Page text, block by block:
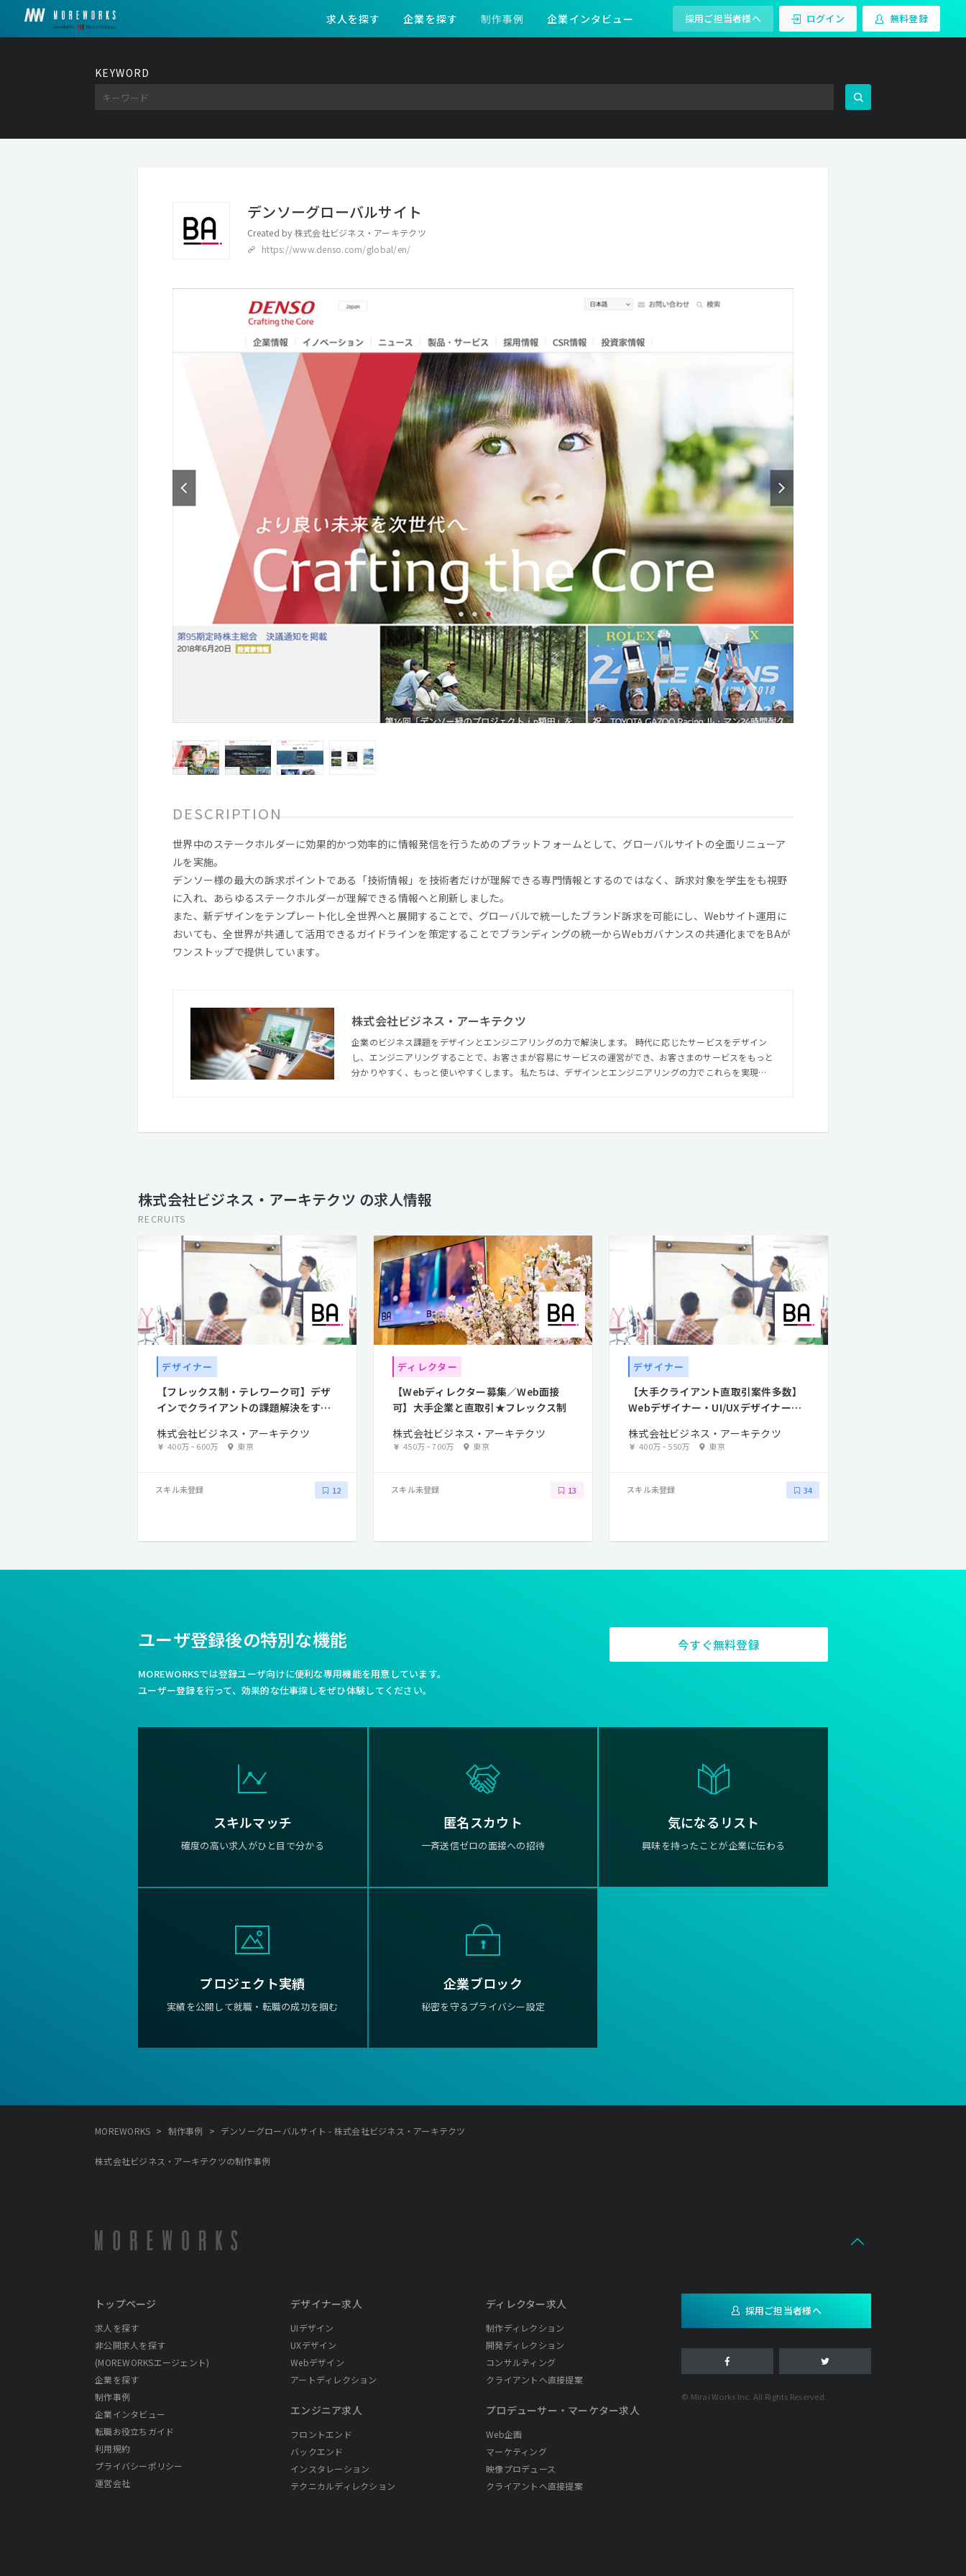
求人を探す 企業を探す 制作事例 企業インタビュー 採用ご担当者様へ ログイン 無料登録
KEYWORD
デンソーグローバルサイト
Created by 株式会社ビジネス・アーキテクツ
https://www.denso.com/global/en/
DESCRIPTION
世界中のステークホルダーに効果的かつ効率的に情報発信を行うためのプラットフォームとして、グローバルサイトの全面リニューア
ルを実施。
デンソー様の最大の訴求ポイントである「技術情報」を技術者だけが理解できる専門情報とするのではなく、訴求対象を学生をも視野
に入れ、あらゆるステークホルダーが理解できる情報へと刷新しました。
また、新デザインをテンプレート化し全世界へと展開することで、グローバルで統一したブランド訴求を可能にし、Webサイト運用に
おいても、全世界が共通して活用できるガイドラインを策定することでブランディングの統一からWebガバナンスの共通化までをBAが
ワンストップで提供しています。
株式会社ビジネス・アーキテクツ
企業のビジネス課題をデザインとエンジニアリングの力で解決します。 時代に応じたサービスをデザイン
し、エンジニアリングすることで、お客さまが容易にサービスの運営ができ、お客さまのサービスをもっと
分かりやすく、もっと使いやすくします。 私たちは、デザインとエンジニアリングの力でこれらを実現
株式会社ビジネス・アーキテクツ の求人情報
RECRUITS
デザイナー
【フレックス制・テレワーク可】デザ
インでクライアントの課題解決をする
株式会社ビジネス・アーキテクツ
400万~600万 東京
スキル未登録 12
ディレクター
【Webディレクター募集／Web面接
可】大手企業と直取引★フレックス制
株式会社ビジネス・アーキテクツ
450万~700万 東京
スキル未登録 13
デザイナー
【大手クライアント直取引案件多数】
Webデザイナー・UI/UXデザイナー募
株式会社ビジネス・アーキテクツ
400万~550万 東京
スキル未登録 34
ユーザ登録後の特別な機能
MOREWORKSでは登録ユーザ向けに便利な専用機能を用意しています。
ユーザー登録を行って、効果的な仕事探しをぜひ体験してください。
今すぐ無料登録
スキルマッチ
確度の高い求人がひと目で分かる
匿名スカウト
一斉送信ゼロの面接への招待
気になるリスト
興味を持ったことが企業に伝わる
プロジェクト実績
実績を公開して就職・転職の成功を掴む
企業ブロック
秘密を守るプライバシー設定
MOREWORKS > 制作事例 > デンソーグローバルサイト - 株式会社ビジネス・アーキテクツ
株式会社ビジネス・アーキテクツの制作事例
トップページ
求人を探す
非公開求人を探す
(MOREWORKSエージェント)
企業を探す
制作事例
企業インタビュー
転職お役立ちガイド
利用規約
プライバシーポリシー
運営会社
デザイナー求人
UIデザイン
UXデザイン
Webデザイン
アートディレクション
エンジニア求人
フロントエンド
バックエンド
インスタレーション
テクニカルディレクション
ディレクター求人
制作ディレクション
開発ディレクション
コンサルティング
クライアントへ直接提案
プロデューサー・ マーケター求人
Web企画
マーケティング
映像プロデュース
クライアントへ直接提案
採用ご担当者様へ
© Mirai Works Inc. All Rights Reserved.